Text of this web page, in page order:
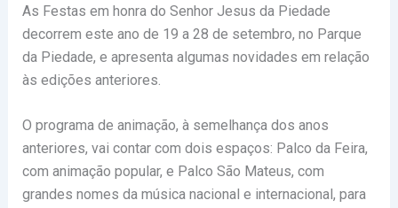
As Festas em honra do Senhor Jesus da Piedade
decorrem este ano de 19 a 28 de setembro, no Parque
da Piedade, e apresenta algumas novidades em relação
às edições anteriores.
O programa de animação, à semelhança dos anos
anteriores, vai contar com dois espaços: Palco da Feira,
com animação popular, e Palco São Mateus, com
grandes nomes da música nacional e internacional, para